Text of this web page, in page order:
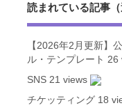
読まれている記事（
【2026年2月更新】
ル・テンプレート 26
SNS 21 views
チケッティング 18